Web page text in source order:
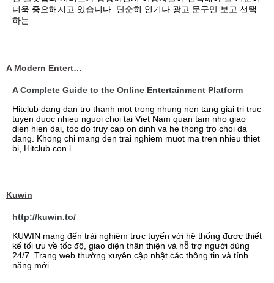
더욱 중요해지고 있습니다. 단순히 인기나 광고 문구만 보고 선택
하는...
A Modern Entertainment Platform Bringing
A Complete Guide to the Online Entertainment Platform
Hitclub dang dan tro thanh mot trong nhung nen tang giai tri truc
tuyen duoc nhieu nguoi choi tai Viet Nam quan tam nho giao
dien hien dai, toc do truy cap on dinh va he thong tro choi da
dang. Khong chi mang den trai nghiem muot ma tren nhieu thiet
bi, Hitclub con l...
Kuwin
http://kuwin.to/
KUWIN mang đến trải nghiệm trực tuyến với hệ thống được thiết
kế tối ưu về tốc độ, giao diện thân thiện và hỗ trợ người dùng
24/7. Trang web thường xuyên cập nhật các thông tin và tính
năng mới